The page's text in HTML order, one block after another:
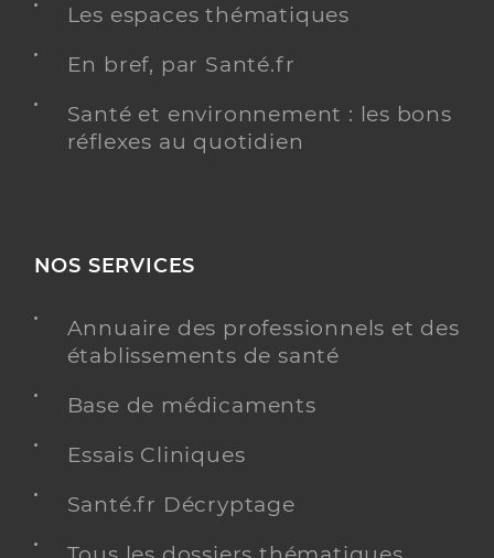
Les espaces thématiques
En bref, par Santé.fr
Santé et environnement : les bons
réflexes au quotidien
NOS SERVICES
Annuaire des professionnels et des
établissements de santé
Base de médicaments
Essais Cliniques
Santé.fr Décryptage